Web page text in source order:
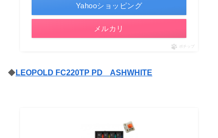
Yahooショッピング
メルカリ
ポチップ
◆LEOPOLD FC220TP PD ASHWHITE